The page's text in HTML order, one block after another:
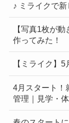
♪ ミライクで
【写真1枚が
作ってみた！
【ミライク】
4月スタート！
管理｜見学・